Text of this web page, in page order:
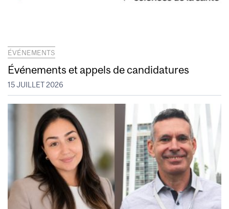
ÉVÉNEMENTS
Événements et appels de candidatures
15 JUILLET 2026